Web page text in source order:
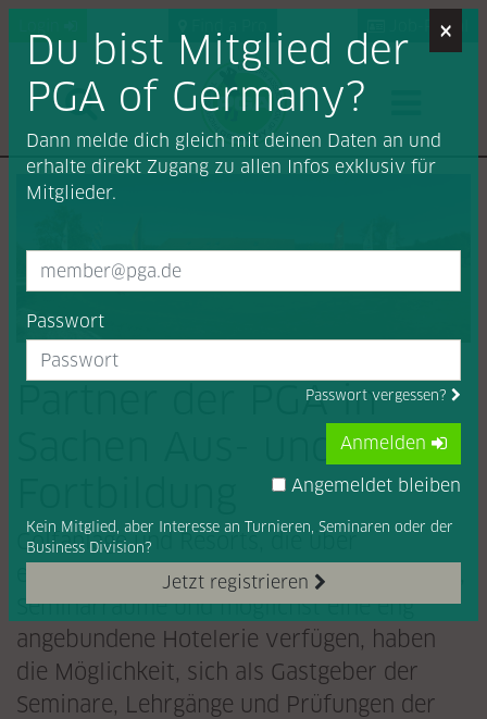
Job-Portal
Partner der PGA in
Golfanlage und Resorts, die über
entsprechend hochwertige Übungsanlagen,
Seminarräume und möglichst eine eng
angebundene Hotelerie verfügen, haben
die Möglichkeit, sich als Gastgeber der
Seminare, Lehrgänge und Prüfungen der
×
Du bist Mitglied der
PGA of Germany?
Dann melde dich gleich mit deinen Daten an und
erhalte direkt Zugang zu allen Infos exklusiv für
Mitglieder.
Passwort
Passwort vergessen?
Jetzt registrieren
Kein Mitglied, aber Interesse an Turnieren, Seminaren oder der
Business Division?
Anmelden
Angemeldet bleiben